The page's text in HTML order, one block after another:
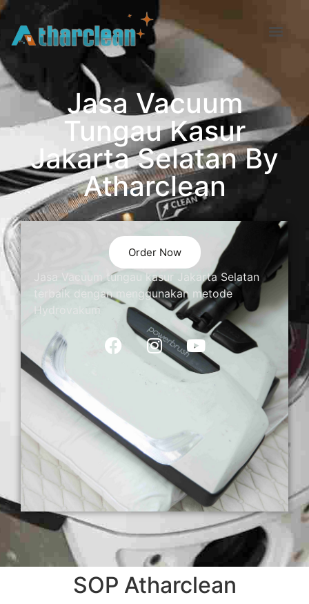
Jasa Vacuum
Tungau Kasur
Jakarta Selatan By
Atharclean
Order Now
Jasa Vacuum tungau kasur Jakarta Selatan
terbaik dengan menggunakan metode
Hydrovakum
SOP Atharclean